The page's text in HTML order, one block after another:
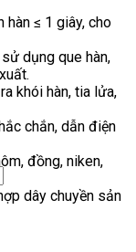
hàn ≤ 1 giây, cho
dụng que hàn,
khói hàn, tia lửa,
chắn, dẫn điện
đồng, niken,
dây chuyền sản